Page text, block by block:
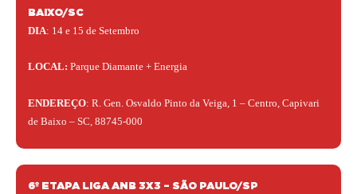
BAIXO/SC
DIA: 14 e 15 de Setembro
LOCAL: Parque Diamante + Energia
ENDEREÇO: R. Gen. Osvaldo Pinto da Veiga, 1 – Centro, Capivari
de Baixo – SC, 88745-000
6º ETAPA LIGA ANB 3X3 – SÃO PAULO/SP